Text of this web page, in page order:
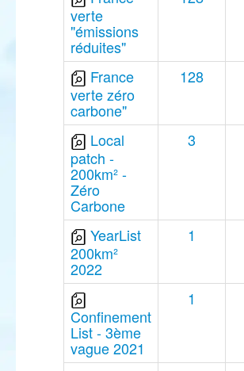
verte
"émissions
réduites"
France
verte zéro
carbone"
128
Local
patch -
200km² -
Zéro
Carbone
3
YearList
200km²
2022
1
Confinement
List - 3ème
vague 2021
1